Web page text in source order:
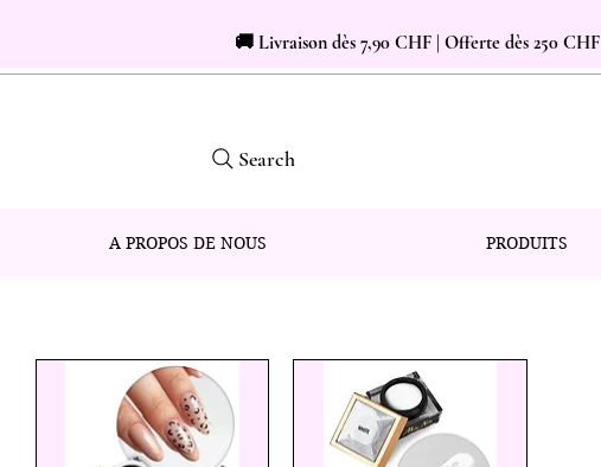
🚚 Livraison dès 7,90 CHF | Offerte dès 250 CHF
Search
A PROPOS DE NOUS PRODUITS